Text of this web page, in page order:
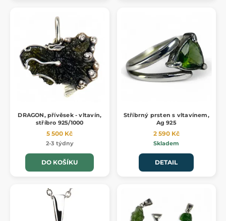
DRAGON, přívěsek - vltavín,
stříbro 925/1000
5 500 Kč
2-3 týdny
DO KOŠÍKU
Stříbrný prsten s vltavínem,
Ag 925
2 590 Kč
Skladem
DETAIL